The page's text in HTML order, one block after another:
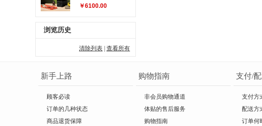
My Book Duo...
￥6100.00
浏览历史
清除列表 查看所有
新手上路
顾客必读
订单的几种状态
商品退货保障
购物指南
非会员购物通道
体贴的售后服务
购物指南
支付/
支付方
配送方
订单何